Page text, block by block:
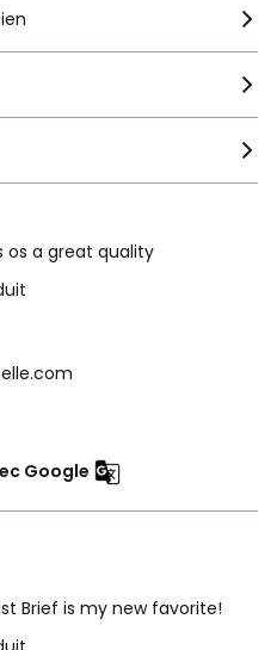
os a great quality
Google
Brief is my new favorite!